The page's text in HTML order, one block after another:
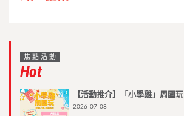
焦點活動
Hot
【活動推介】「小學雞」周圍玩
2026-07-08